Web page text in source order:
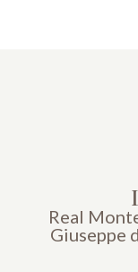
Real
Giuseppe